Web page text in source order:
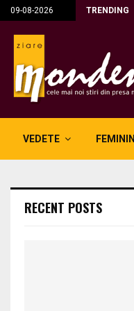
09-08-2026 TRENDING
VEDETE FEMININ
RECENT POSTS